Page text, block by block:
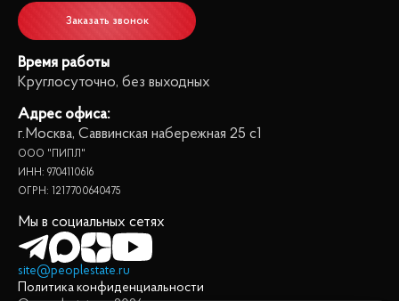
Заказать звонок
Время работы
Круглосуточно, без выходных
Адрес офиса:
г.Москва, Саввинская набережная 25 с1
ООО "ПИПЛ"
ИНН: 9704110616
ОГРН: 1217700640475
Мы в социальных сетях
site@peoplestate.ru
Политика конфиденциальности